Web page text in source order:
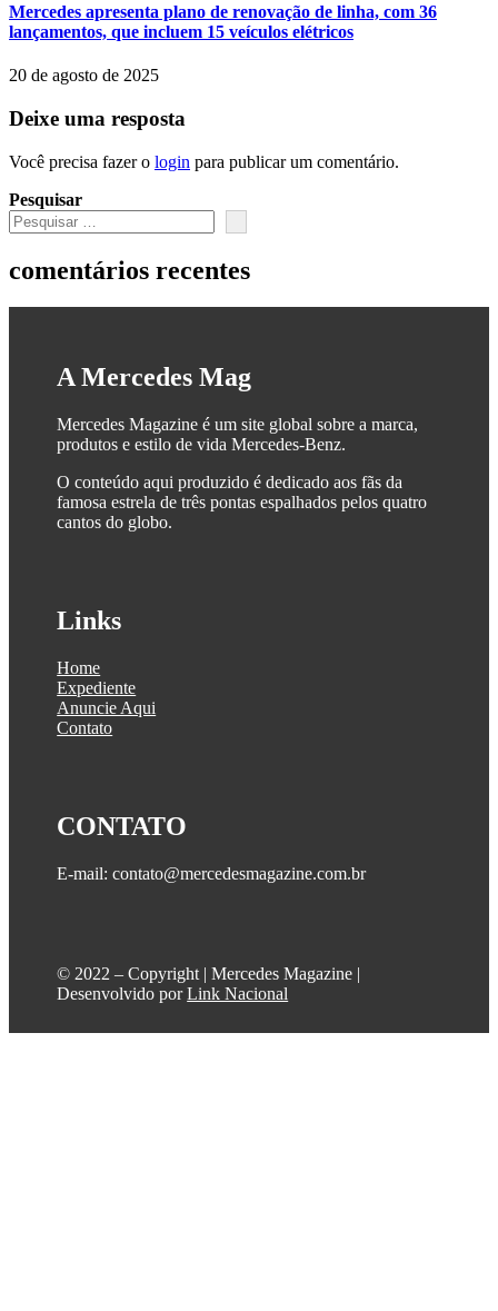
Mercedes apresenta plano de renovação de linha, com 36
lançamentos, que incluem 15 veículos elétricos
20 de agosto de 2025
Deixe uma resposta
Você precisa fazer o login para publicar um comentário.
Pesquisar
comentários recentes
A Mercedes Mag
Mercedes Magazine é um site global sobre a marca,
produtos e estilo de vida Mercedes-Benz.
O conteúdo aqui produzido é dedicado aos fãs da
famosa estrela de três pontas espalhados pelos quatro
cantos do globo.
Links
Home
Expediente
Anuncie Aqui
Contato
CONTATO
E-mail: contato@mercedesmagazine.com.br
©️ 2022 – Copyright | Mercedes Magazine |
Desenvolvido porLink Nacional